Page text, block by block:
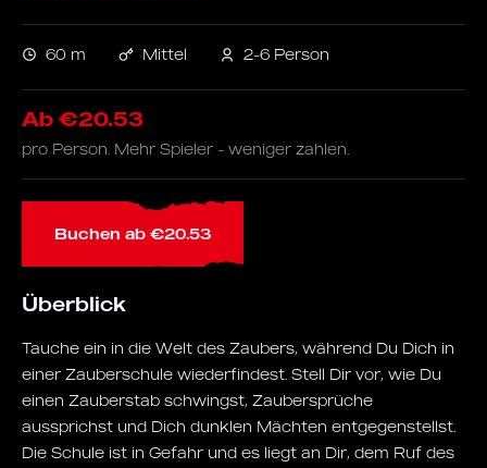
60 m Mittel 2-6 Person
Ab €20.53
pro Person. Mehr Spieler - weniger zahlen.
Buchen ab €20.53
Überblick
Tauche ein in die Welt des Zaubers, während Du Dich in
einer Zauberschule wiederfindest. Stell Dir vor, wie Du
einen Zauberstab schwingst, Zaubersprüche
aussprichst und Dich dunklen Mächten entgegenstellst.
Die Schule ist in Gefahr und es liegt an Dir, dem Ruf des